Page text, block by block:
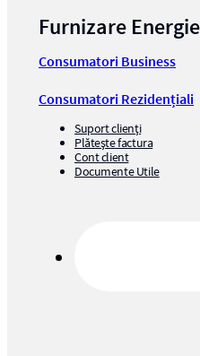
Furnizare Energie
Consumatori Business
Consumatori Rezidențiali
Suport clienți
Plătește factura
Cont client
Documente Utile